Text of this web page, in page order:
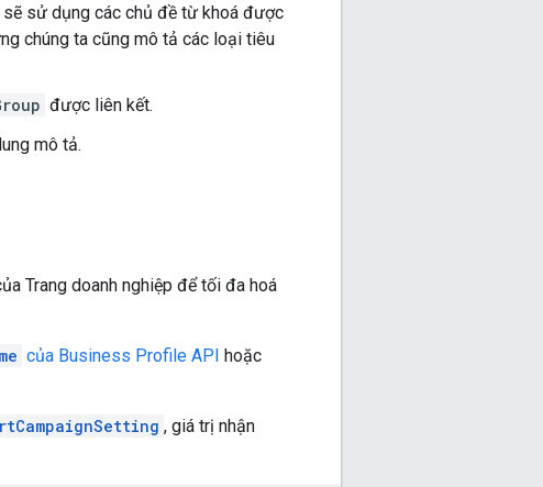
sẽ sử dụng các chủ đề từ khoá được
chúng ta cũng mô tả các loại tiêu
được liên kết.
mô tả.
Trang doanh nghiệp để tối đa hoá
của Business Profile API hoặc
, giá trị nhận